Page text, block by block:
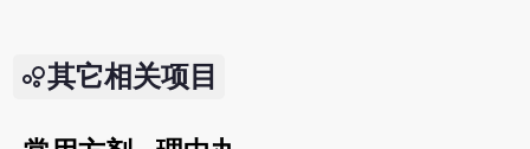
其它相关项目